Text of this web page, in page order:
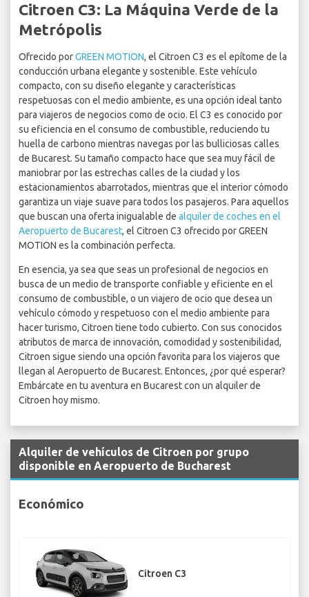
Citroen C3: La Máquina Verde de la
Metrópolis
Ofrecido porGREEN MOTION, el Citroen C3 es el epítome de la
conducción urbana elegante y sostenible. Este vehículo
compacto, con su diseño elegante y características
respetuosas con el medio ambiente, es una opción ideal tanto
para viajeros de negocios como de ocio. El C3 es conocido por
su eficiencia en el consumo de combustible, reduciendo tu
huella de carbono mientras navegas por las bulliciosas calles
de Bucarest. Su tamaño compacto hace que sea muy fácil de
maniobrar por las estrechas calles de la ciudad y los
estacionamientos abarrotados, mientras que el interior cómodo
garantiza un viaje suave para todos los pasajeros. Para aquellos
que buscan una oferta inigualable de alquiler de coches en el
Aeropuerto de Bucarest, el Citroen C3 ofrecido por GREEN
MOTION es la combinación perfecta.
En esencia, ya sea que seas un profesional de negocios en
busca de un medio de transporte confiable y eficiente en el
consumo de combustible, o un viajero de ocio que desea un
vehículo cómodo y respetuoso con el medio ambiente para
hacer turismo, Citroen tiene todo cubierto. Con sus conocidos
atributos de marca de innovación, comodidad y sostenibilidad,
Citroen sigue siendo una opción favorita para los viajeros que
llegan al Aeropuerto de Bucarest. Entonces, ¿por qué esperar?
Embárcate en tu aventura en Bucarest con un alquiler de
Citroen hoy mismo.
Alquiler de vehículos de Citroen por grupo
disponible en Aeropuerto de Bucharest
Económico
Citroen C3